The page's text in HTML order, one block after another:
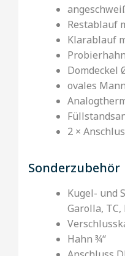
Restablauf
Klarablauf
Domdeckel
ovales
2 ×
Sonderzubehör
Kugel- und
Garolla, TC,
Hahn ¾‘‘